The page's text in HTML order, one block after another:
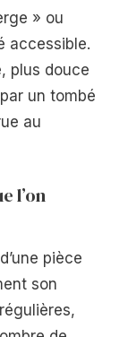
» ou
accessible.
plus douce
un tombé
au
l’on
pièce
son